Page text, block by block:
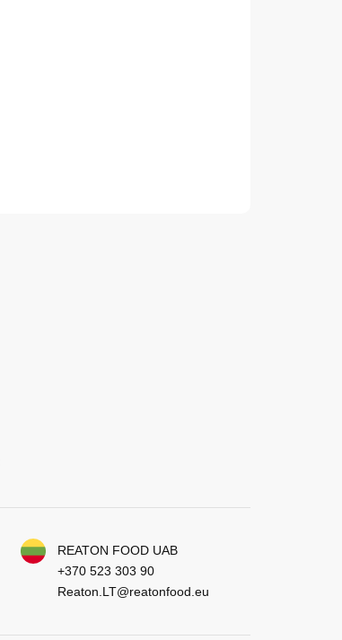
REATON FOOD UAB
+370 523 303 90
Reaton.LT@reatonfood.eu